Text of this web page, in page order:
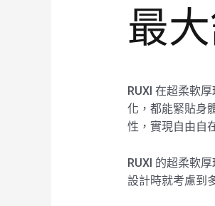
最
RUXI 在超柔軟
化，都能緊貼身
性，實現自由自
RUXI 的超柔軟
設計時就考慮到